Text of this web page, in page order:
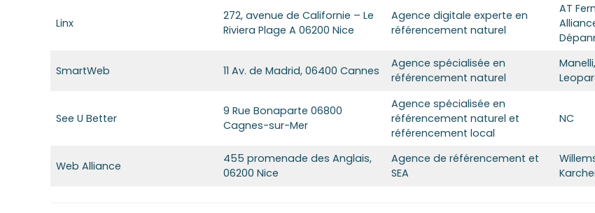
Linx
272, avenue de Californie – Le
Riviera Plage A 06200 Nice
Agence digitale experte en
référencement naturel
AT
SmartWeb 11 Av. de Madrid, 06400 Cannes
Agence spécialisée en
référencement naturel
See U Better
9 Rue Bonaparte 06800
Cagnes-sur-Mer
Agence spécialisée en
référencement naturel et
référencement local
NC
Web Alliance
455 promenade des Anglais,
06200 Nice
Agence de référencement et
SEA